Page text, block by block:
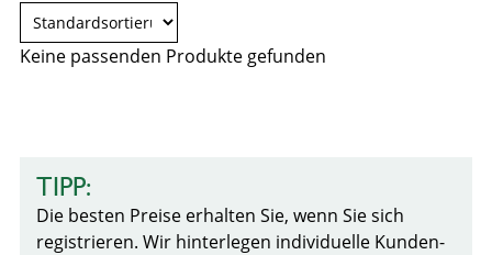
TIPP:
Die besten Preise erhalten Sie, wenn Sie sich
registrieren. Wir hinterlegen individuelle Kunden-
Keine passenden Produkte gefunden